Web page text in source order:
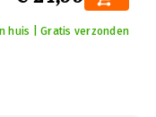
huis | Gratis verzonden